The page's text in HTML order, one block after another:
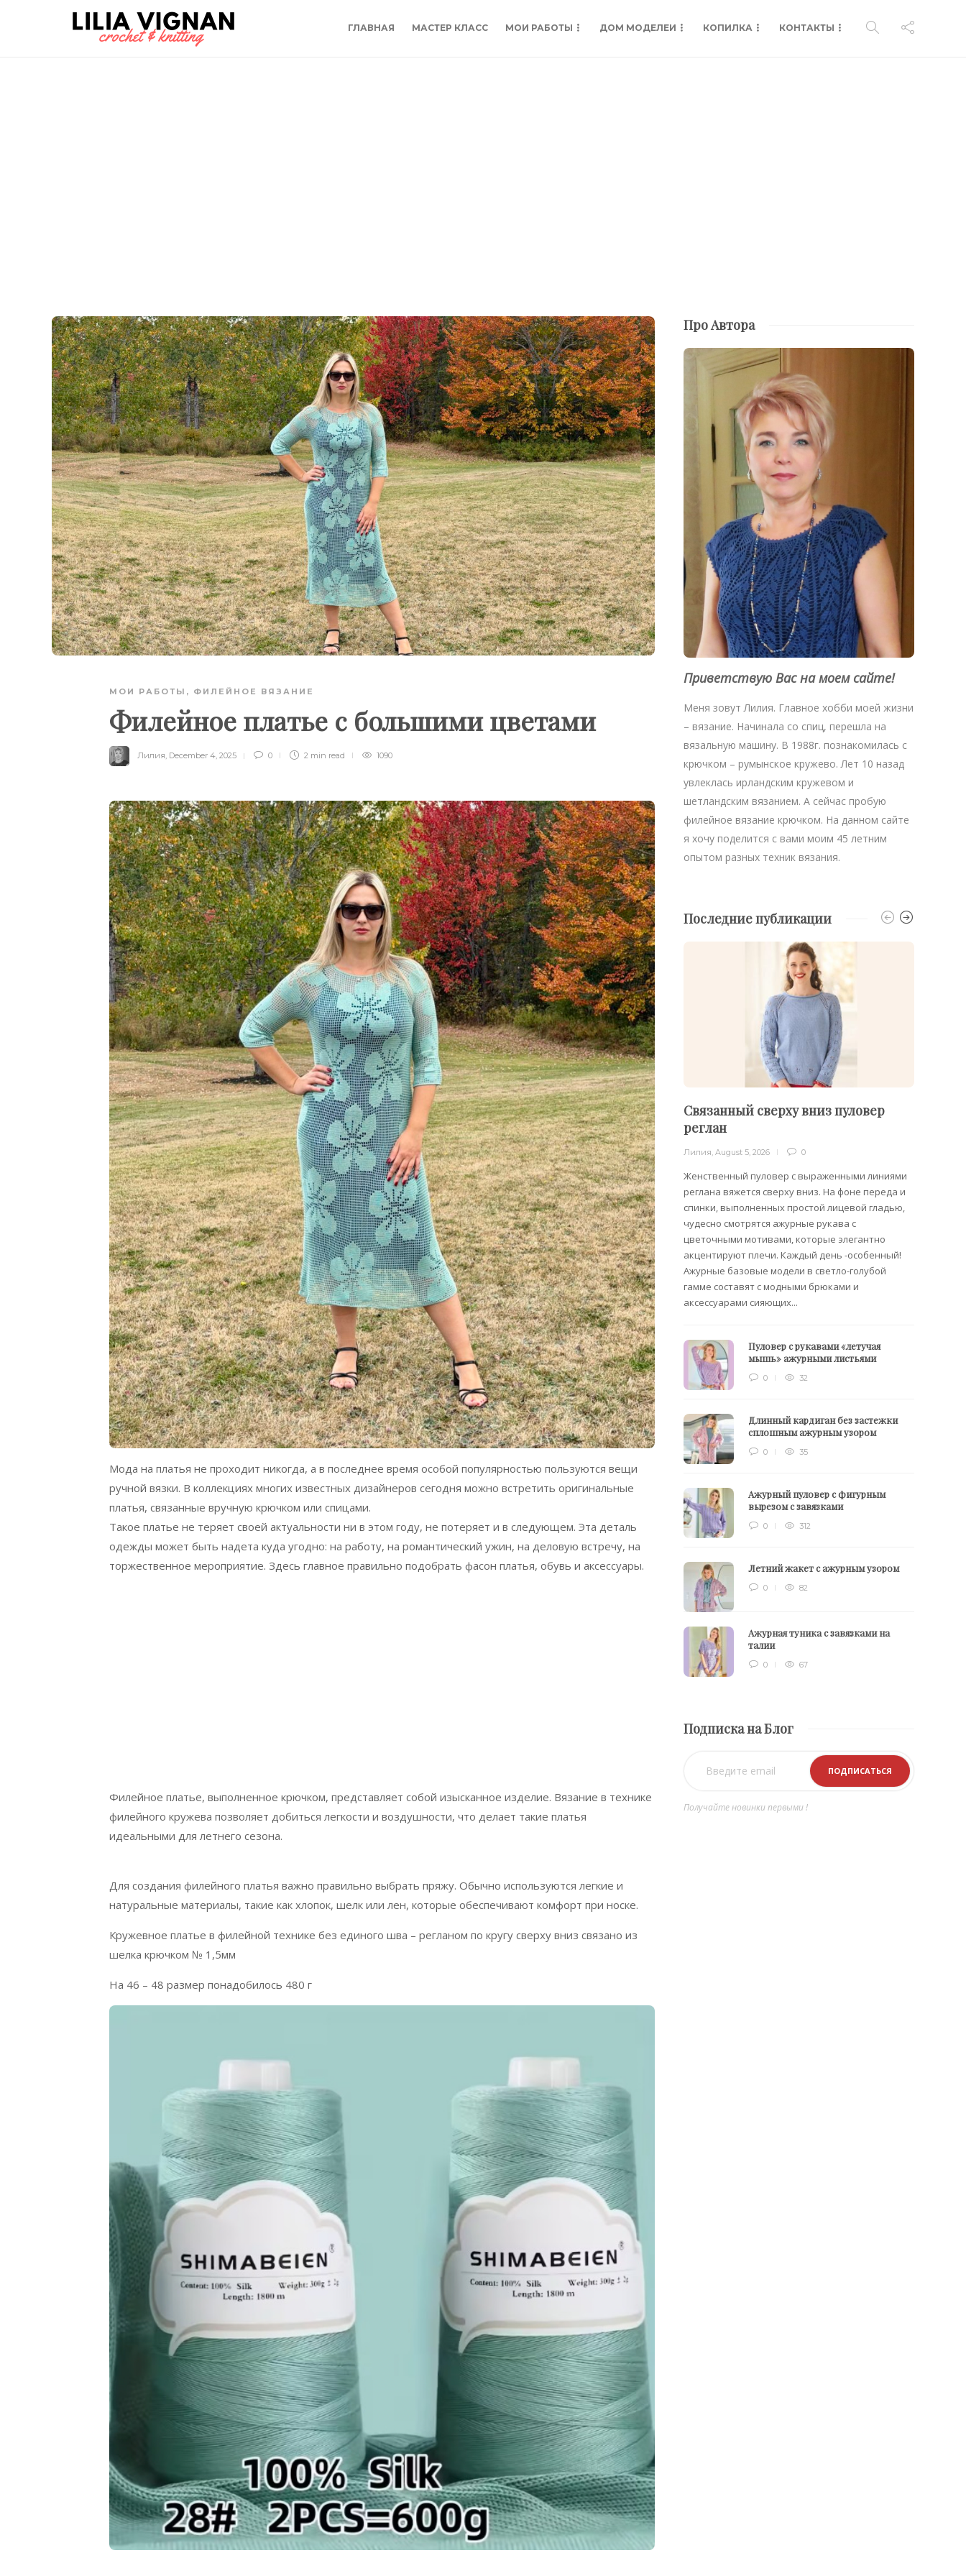
ГЛАВНАЯ МАСТЕР КЛАСС МОИ РАБОТЫ ДОМ МОДЕЛЕИ КОПИЛКА КОНТАКТЫ
МОИ РАБОТЫ , ФИЛЕЙНОЕ ВЯЗАНИЕ
Филейное платье с большими цветами
Лилия, December 4, 2025 0 2 min read 1090
Мода на платья не проходит никогда, а в последнее время особой популярностью пользуются вещи
ручной вязки. В коллекциях многих известных дизайнеров сегодня можно встретить оригинальные
платья, связанные вручную крючком или спицами.
Такое платье не теряет своей актуальности ни в этом году, не потеряет и в следующем. Эта деталь
одежды может быть надета куда угодно: на работу, на романтический ужин, на деловую встречу, на
торжественное мероприятие. Здесь главное правильно подобрать фасон платья, обувь и аксессуары.
Филейное платье, выполненное крючком, представляет собой изысканное изделие. Вязание в технике
филейного кружева позволяет добиться легкости и воздушности, что делает такие платья
идеальными для летнего сезона.
Для создания филейного платья важно правильно выбрать пряжу. Обычно используются легкие и
натуральные материалы, такие как хлопок, шелк или лен, которые обеспечивают комфорт при носке.
Кружевное платье в филейной технике без единого шва – регланом по кругу сверху вниз связано из
шелка крючком № 1,5мм
На 46 – 48 размер понадобилось 480 г
Про Автора
Приветствую Вас на моем сайте!
Меня зовут Лилия. Главное хобби моей жизни
– вязание. Начинала со спиц, перешла на
вязальную машину. В 1988г. познакомилась с
крючком – румынское кружево. Лет 10 назад
увлеклась ирландским кружевом и
шетландским вязанием. А сейчас пробую
филейное вязание крючком. На данном сайте
я хочу поделится с вами моим 45 летним
опытом разных техник вязания.
Последние публикации
Связанный сверху вниз пуловер
реглан
Лилия ,August 5, 2026 0
Женственный пуловер с выраженными линиями
реглана вяжется сверху вниз. На фоне переда и
спинки, выполненных простой лицевой гладью,
чудесно смотрятся ажурные рукава с
цветочными мотивами, которые элегантно
акцентируют плечи. Каждый день -особенный!
Ажурные базовые модели в светло-голубой
гамме составят с модными брюками и
аксессуарами сияющих...
Пуловер с рукавами «летучая
мышь» ажурными листьями
0 32
Длинный кардиган без застежки
сплошным ажурным узором
0 35
Ажурный пуловер с фигурным
вырезом с завязками
0 312
Летний жакет с ажурным узором
0 82
Ажурная туника с завязками на
талии
0 67
Подписка на Блог
Получайте новинки первыми !